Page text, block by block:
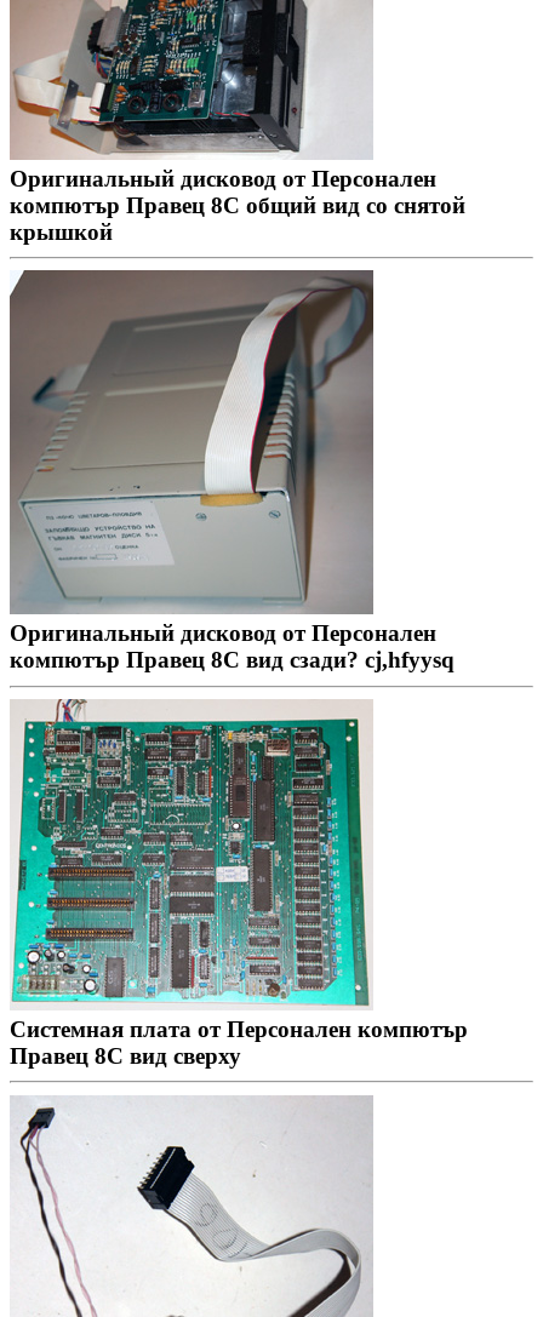
Оригинальный дисковод от Персонален
компютър Правец 8С общий вид со снятой
крышкой
Оригинальный дисковод от Персонален
компютър Правец 8С вид сзади? cj,hfyysq
Системная плата от Персонален компютър
Правец 8С вид сверху